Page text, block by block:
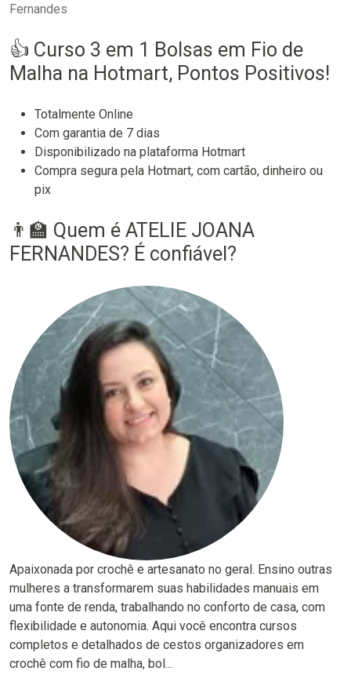
Fernandes
👍 Curso 3 em 1 Bolsas em Fio de
Malha na Hotmart, Pontos Positivos!
Totalmente Online
Com garantia de 7 dias
Disponibilizado na plataforma Hotmart
Compra segura pela Hotmart, com cartão, dinheiro ou
pix
👨‍🏫 Quem é ATELIE JOANA
FERNANDES? É confiável?
Apaixonada por crochê e artesanato no geral. Ensino outras
mulheres a transformarem suas habilidades manuais em
uma fonte de renda, trabalhando no conforto de casa, com
flexibilidade e autonomia. Aqui você encontra cursos
completos e detalhados de cestos organizadores em
crochê com fio de malha, bol...